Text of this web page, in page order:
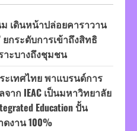
เดินหน้าปล่อยคาราวาน
กระดับการเข้าถึงสิทธิ
าะบางถึงชุมชน
ะเทศไทย พาแบรนด์การ
าก IEAC เป็นมหาวิทยาลัย
Education ปั้น
งาน 100%